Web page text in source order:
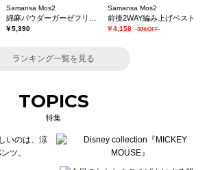
Samansa Mos2
￥5,390
Samansa Mos2
前後2WAY編み上げベスト
￥4,158 -30%OFF-
ランキング一覧を見る
TOPICS
特集